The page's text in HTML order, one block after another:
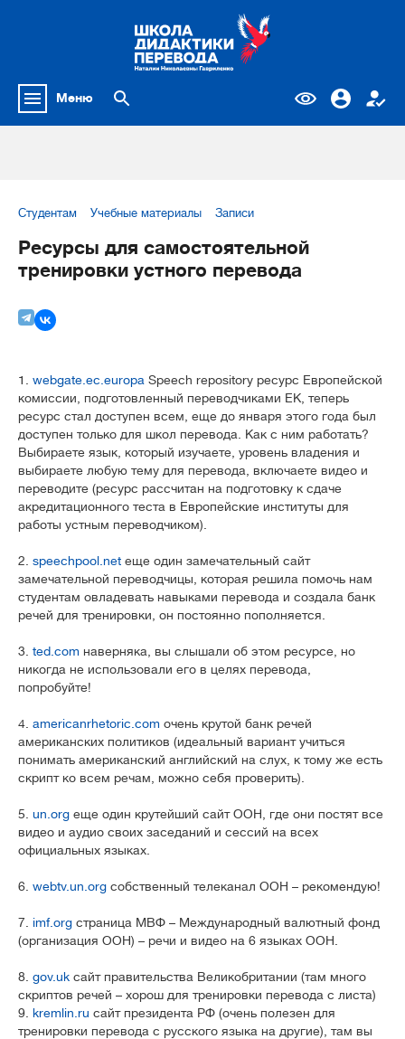
Меню
Студентам Учебные материалы Записи
Ресурсы для самостоятельной
тренировки устного перевода
1. webgate.ec.europa Speech repository ресурс Европейской
комиссии, подготовленный переводчиками ЕК, теперь
ресурс стал доступен всем, еще до января этого года был
доступен только для школ перевода. Как с ним работать?
Выбираете язык, который изучаете, уровень владения и
выбираете любую тему для перевода, включаете видео и
переводите (ресурс рассчитан на подготовку к сдаче
акредитационного теста в Европейские институты для
работы устным переводчиком).
2. speechpool.net еще один замечательный сайт
замечательной переводчицы, которая решила помочь нам
студентам овладевать навыками перевода и создала банк
речей для тренировки, он постоянно пополняется.
3. ted.com наверняка, вы слышали об этом ресурсе, но
никогда не использовали его в целях перевода,
попробуйте!
4. americanrhetoric.com очень крутой банк речей
американских политиков (идеальный вариант учиться
понимать американский английский на слух, к тому же есть
скрипт ко всем речам, можно себя проверить).
5. un.org еще один крутейший сайт ООН, где они постят все
видео и аудио своих заседаний и сессий на всех
официальных языках.
6. webtv.un.org собственный телеканал ООН – рекомендую!
7. imf.org страница МВФ – Международный валютный фонд
(организация ООН) – речи и видео на 6 языках ООН.
8. gov.uk сайт правительства Великобритании (там много
скриптов речей – хорош для тренировки перевода с листа)
9. kremlin.ru сайт президента РФ (очень полезен для
тренировки перевода с русского языка на другие), там вы